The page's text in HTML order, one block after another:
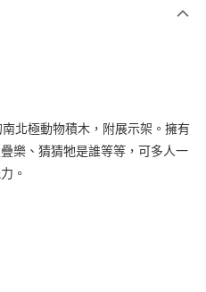
用戶可立即使用無須另外申請。
單成立後會自動跳轉到大哥付的交易
期數、繳款截止日，確認付款後即完
請依後續交易確認頁面所載為準。
示未達大哥付你分期系統評分，恕無
付款」的支付方式。 讓您購物簡單
即可結帳。
款。
及郵局i郵箱)
北極動物積木，附展示架。擁有
樂、猜猜牠是誰等等，可多人一
。